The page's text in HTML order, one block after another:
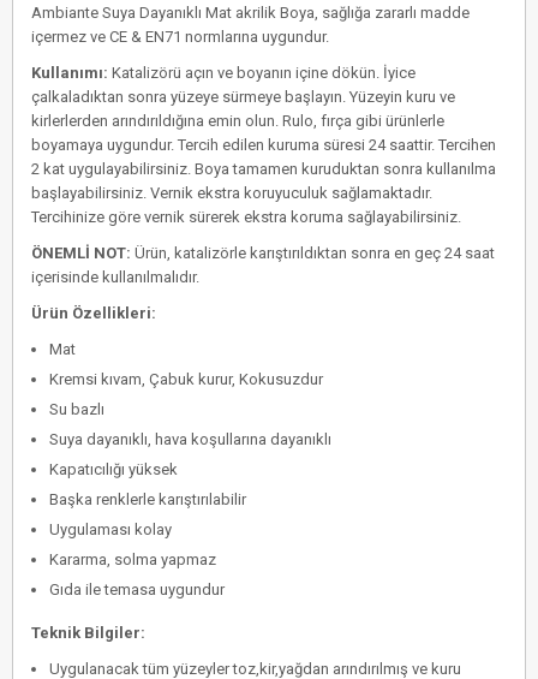
Ambiante Suya Dayanıklı Mat akrilik Boya, sağlığa zararlı madde
içermez ve CE & EN71 normlarına uygundur.
Kullanımı: Katalizörü açın ve boyanın içine dökün. İyice
çalkaladıktan sonra yüzeye sürmeye başlayın. Yüzeyin kuru ve
kirlerlerden arındırıldığına emin olun. Rulo, fırça gibi ürünlerle
boyamaya uygundur. Tercih edilen kuruma süresi 24 saattir. Tercihen
2 kat uygulayabilirsiniz. Boya tamamen kuruduktan sonra kullanılma
başlayabilirsiniz. Vernik ekstra koruyuculuk sağlamaktadır.
Tercihinize göre vernik sürerek ekstra koruma sağlayabilirsiniz.
ÖNEMLİ NOT: Ürün, katalizörle karıştırıldıktan sonra en geç 24 saat
içerisinde kullanılmalıdır.
Ürün Özellikleri:
Mat
Kremsi kıvam, Çabuk kurur, Kokusuzdur
Su bazlı
Suya dayanıklı, hava koşullarına dayanıklı
Kapatıcılığı yüksek
Başka renklerle karıştırılabilir
Uygulaması kolay
Kararma, solma yapmaz
Gıda ile temasa uygundur
Teknik Bilgiler:
Uygulanacak tüm yüzeyler toz,kir,yağdan arındırılmış ve kuru